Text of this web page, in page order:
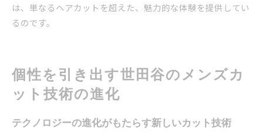
は、単なるヘアカットを超えた、魅力的な体験を提供してい
るのです。
個性を引き出す世田谷のメンズカ
ット技術の進化
テクノロジーの進化がもたらす新しいカット技術